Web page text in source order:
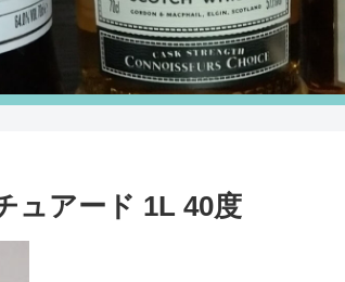
ュアード 1L 40度